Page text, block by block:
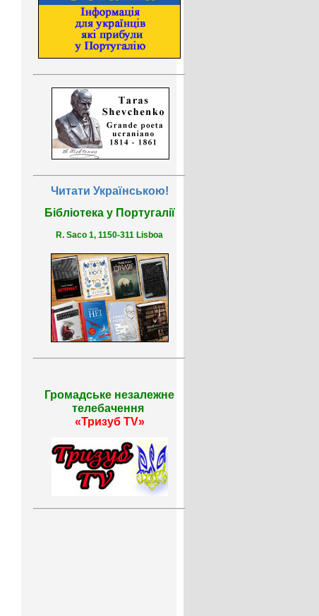
Читати Українською!
Бібліотека у Португалії
R. Saco 1, 1150-311 Lisboa
Громадське незалежне
телебачення
«Тризуб TV»